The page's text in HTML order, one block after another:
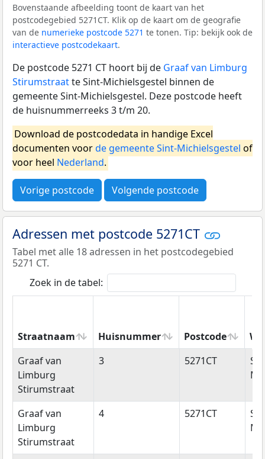
Bovenstaande afbeelding toont de kaart van het
postcodegebied 5271CT. Klik op de kaart om de geografie
van de numerieke postcode 5271 te tonen. Tip: bekijk ook de
interactieve postcodekaart.
De postcode 5271 CT hoort bij de Graaf van Limburg
Stirumstraatte Sint-Michielsgestel binnen de
gemeente Sint-Michielsgestel. Deze postcode heeft
de huisnummerreeks 3 t/m 20.
Download de postcodedata in handige Excel
documenten voorde gemeente Sint-Michielsgestel of
voor heel Nederland.
Vorige postcode Volgende postcode
Adressen met postcode 5271CT
Tabel met alle 18 adressen in het postcodegebied
5271 CT.
Zoek in de tabel:
Straatnaam Huisnummer Postcode
Straatnaam
Huisnummer Postcode
Graaf van
Limburg
Stirumstraat
3 5271CT
Graaf van
Limburg
Stirumstraat
4 5271CT